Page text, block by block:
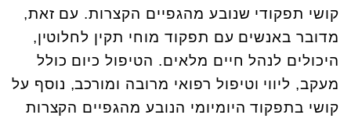
קושי תפקודי שנובע מהגפיים הקצרות. עם זאת,
מדובר באנשים עם תפקוד מוחי תקין לחלוטין,
היכולים לנהל חיים מלאים. הטיפול כיום כולל
מעקב, ליווי וטיפול רפואי מרובה ומורכב, נוסף על
קושי בתפקוד היומיומי הנובע מהגפיים הקצרות